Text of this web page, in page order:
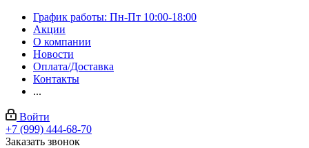
График работы: Пн-Пт 10:00-18:00
Акции
О компании
Новости
Оплата/Доставка
Контакты
...
Войти
+7 (999) 444-68-70
Заказать звонок